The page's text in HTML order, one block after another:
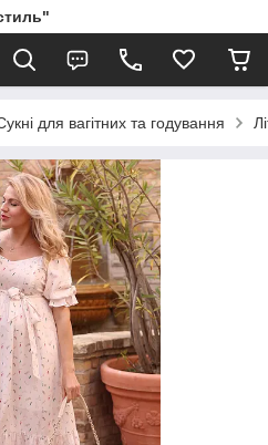
для вагітних та годування